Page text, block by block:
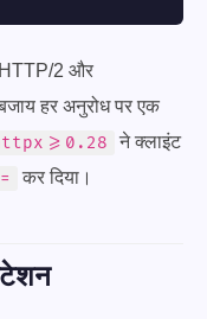
HTTP/2 और
हर अनुरोध पर एक
ने क्लाइंट
कर दिया।